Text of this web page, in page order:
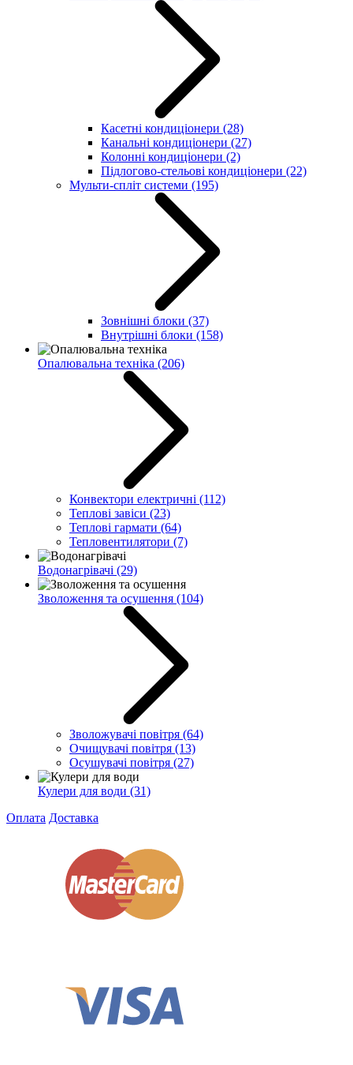
Касетні кондиціонери (28)
Канальні кондиціонери (27)
Колонні кондиціонери (2)
Підлогово-стельові кондиціонери (22)
Мульти-спліт системи (195)
Зовнішні блоки (37)
Внутрішні блоки (158)
Опалювальна техніка (206)
Конвектори електричні (112)
Теплові завіси (23)
Теплові гармати (64)
Тепловентилятори (7)
Водонагрівачі (29)
Зволоження та осушення (104)
Зволожувачі повітря (64)
Очищувачі повітря (13)
Осушувачі повітря (27)
Кулери для води (31)
Оплата Доставка